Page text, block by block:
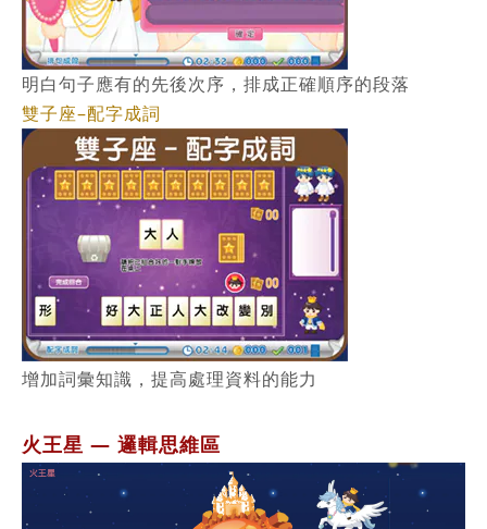
明白句子應有的先後次序，排成正確順序的段落
雙子座–配字成詞
增加詞彙知識，提高處理資料的能力
火王星 — 邏輯思維區